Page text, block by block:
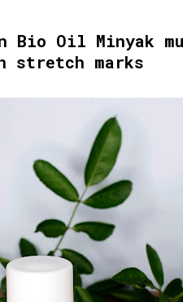
Bio Oil Minyak
stretch marks